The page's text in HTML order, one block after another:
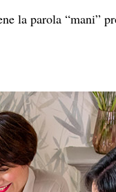
la parola “mani”